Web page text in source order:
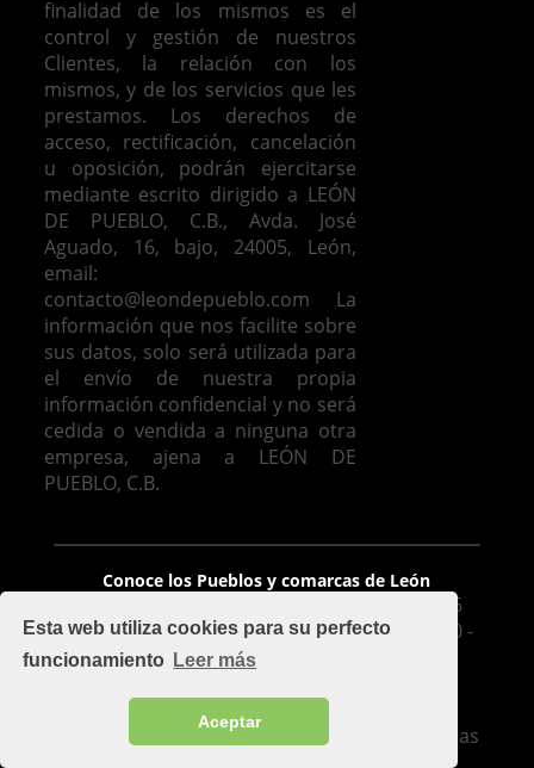
Esta web utiliza cookies para su perfecto
funcionamiento Leer más
Aceptar
finalidad de los mismos es el
control y gestión de nuestros
Clientes, la relación con los
mismos, y de los servicios que les
prestamos.
Los derechos de
acceso, rectificación, cancelación
u oposición, podrán ejercitarse
mediante escrito dirigido a LEÓN
DE PUEBLO, C.B., Avda. José
Aguado, 16, bajo, 24005, León,
email:
contacto@leondepueblo.com
La
información que nos facilite sobre
sus datos, solo será utilizada para
el envío de nuestra propia
información confidencial y no será
cedida o vendida a ninguna otra
empresa, ajena a LEÓN DE
PUEBLO, C.B.
Conoce los Pueblos y comarcas de León
León De Pueblo, C.B. - Avda. José Aguado 16
Bajo, 24005, León - mapa - Móvil: 626 425 510 -
Oficina: 987 100 977 - Fax 987 209 283
Implementado por
Cuadruple.com
Soluciones de diseño de páginas web y Tiendas